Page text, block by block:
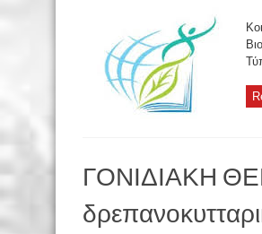
ΓΟΝΙΔΙΑΚΗ